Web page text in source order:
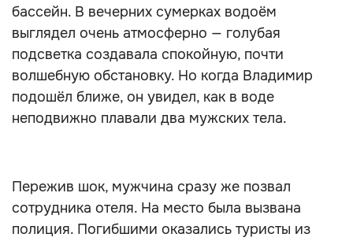
бассейн. В вечерних сумерках водоём
выглядел очень атмосферно — голубая
подсветка создавала спокойную, почти
волшебную обстановку. Но когда Владимир
подошёл ближе, он увидел, как в воде
неподвижно плавали два мужских тела.
Пережив шок, мужчина сразу же позвал
сотрудника отеля. На место была вызвана
полиция. Погибшими оказались туристы из